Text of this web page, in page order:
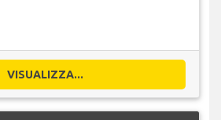
VISUALIZZA...